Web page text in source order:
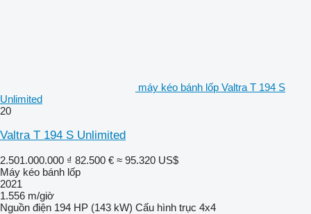
máy kéo bánh lốp Valtra T 194 S
Unlimited
20
Valtra T 194 S Unlimited
2.501.000.000 ₫ 82.500 € ≈ 95.320 US$
Máy kéo bánh lốp
2021
1.556 m/giờ
Nguồn điện 194 HP (143 kW) Cấu hình trục 4x4